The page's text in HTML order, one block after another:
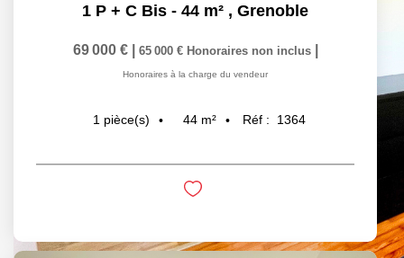
1 P + C Bis - 44 m² , Grenoble
69 000 € 65 000 € Honoraires non inclus
Honoraires à la charge du vendeur
1 pièce(s) 44 m² Réf : 1364